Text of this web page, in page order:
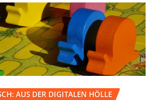
AUS DER DIGITALEN HÖLLE